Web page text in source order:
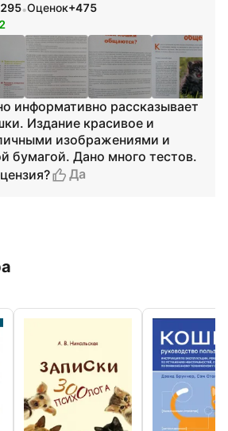
295•Оценок+475
информативно рассказывает
Издание красивое и
изображениями и
бумагой. Дано много тестов.
Да